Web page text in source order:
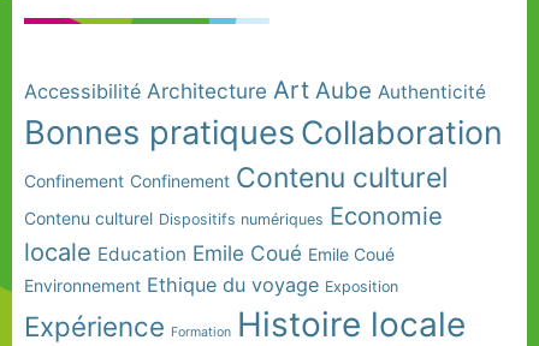
Accessibilité Architecture Art Aube Authenticité
Bonnes pratiques Collaboration
Confinement Confinement Contenu culturel
Contenu culturel Dispositifs numériques Economie
locale Education Emile Coué Emile Coué
Environnement Ethique du voyage Exposition
Expérience Formation Histoire locale